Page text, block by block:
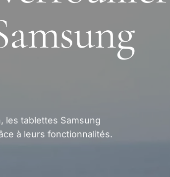
les tablettes Samsung
à leurs fonctionnalités.